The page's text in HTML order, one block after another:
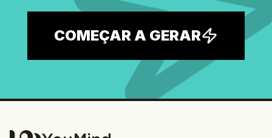
COMEÇAR A GERAR